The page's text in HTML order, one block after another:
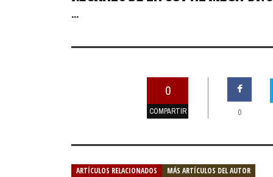
...
0
COMPARTIR 0
ARTÍCULOS RELACIONADOS MÁS ARTÍCULOS DEL AUTOR